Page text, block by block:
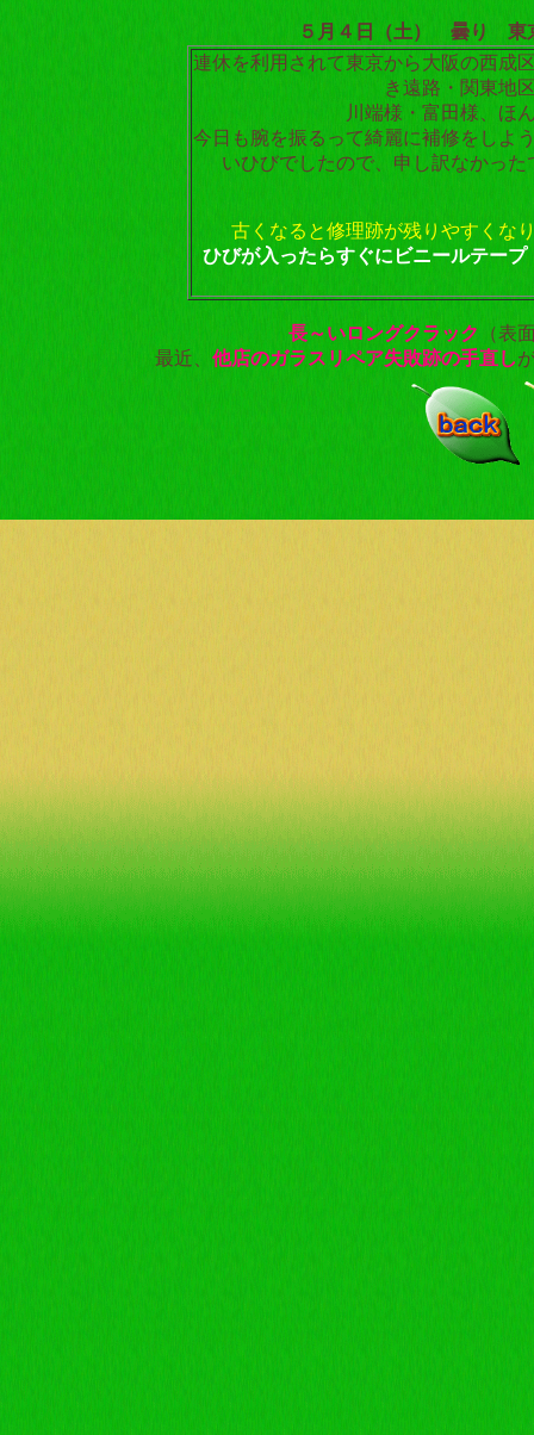
５月４日（土） 曇り 東
連休を利用されて東京から大阪の西成
き遠路・関東地
川端様・富田様、ほ
今日も腕を振るって綺麗に補修をしよ
いひびでしたので、申し訳なかっ
古くなると修理跡が残りやすくな
ひびが入ったらすぐにビニールテー
長～いロングクラック
（表
最近、 他店のガラスリペア失敗跡の手直し